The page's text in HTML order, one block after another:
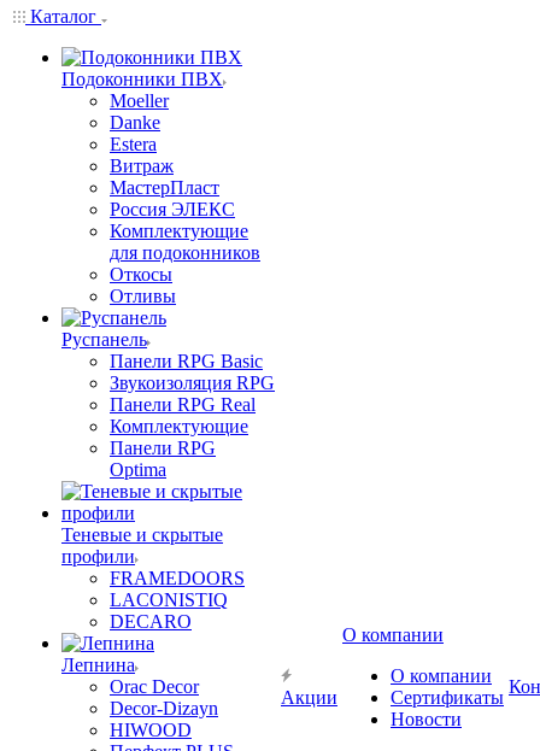
Каталог
Подоконники ПВХ
Moeller
Danke
Estera
Витраж
МастерПласт
Россия ЭЛЕКС
Комплектующие
для подоконников
Откосы
Отливы
Руспанель
Панели RPG Basic
Звукоизоляция RPG
Панели RPG Real
Комплектующие
Панели RPG
Optima
Теневые и скрытые
профили
FRAMEDOORS
LACONISTIQ
DECARO
Лепнина
Orac Decor
Decor-Dizayn
HIWOOD
Акции
О компании
О компании
Сертификаты
Новости